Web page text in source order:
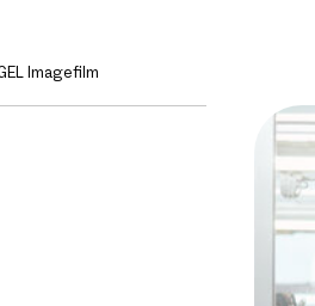
Imagefilm